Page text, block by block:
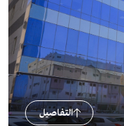
التفاصيل